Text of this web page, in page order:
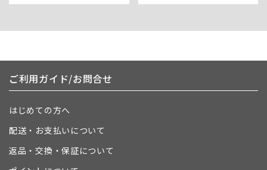
ご利用ガイド/お問合せ
はじめての方へ
配送・お支払いについて
返品・交換・保証について